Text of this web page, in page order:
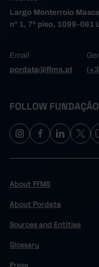
Largo Monterroio
nº 1, 7º piso, 1099-081
Email
pordata@ffms.pt
FOLLOW FUNDAÇÃO
About FFMS
About Pordata
Sources and Entities
Glossary